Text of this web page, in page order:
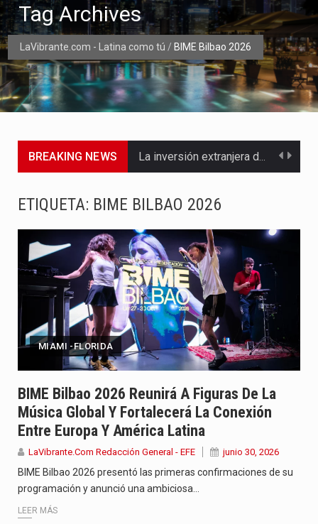
LaVibrante.com - Latina como tú / BIME Bilbao 2026
Tag Archives
BREAKING NEWS La inversión extranjera directa en Colombia comenzó a dar señales…
La Alcaldía de Barranquilla puso en marcha un amplio plan…
Saber cómo borrar el historial de operaciones en MT4 es…
La cantautora venezolana Joaquina vuelve a sorprender a sus seguidores…
La investigación por la muerte de Kevin Arley Acosta Pico,…
ETIQUETA: BIME BILBAO 2026
MIAMI -FLORIDA
BIME Bilbao 2026 Reunirá A Figuras De La
Música Global Y Fortalecerá La Conexión
Entre Europa Y América Latina
LaVibrante.Com Redacción General - EFE junio 30, 2026
BIME Bilbao 2026 presentó las primeras confirmaciones de su
programación y anunció una ambiciosa…
LEER MÁS